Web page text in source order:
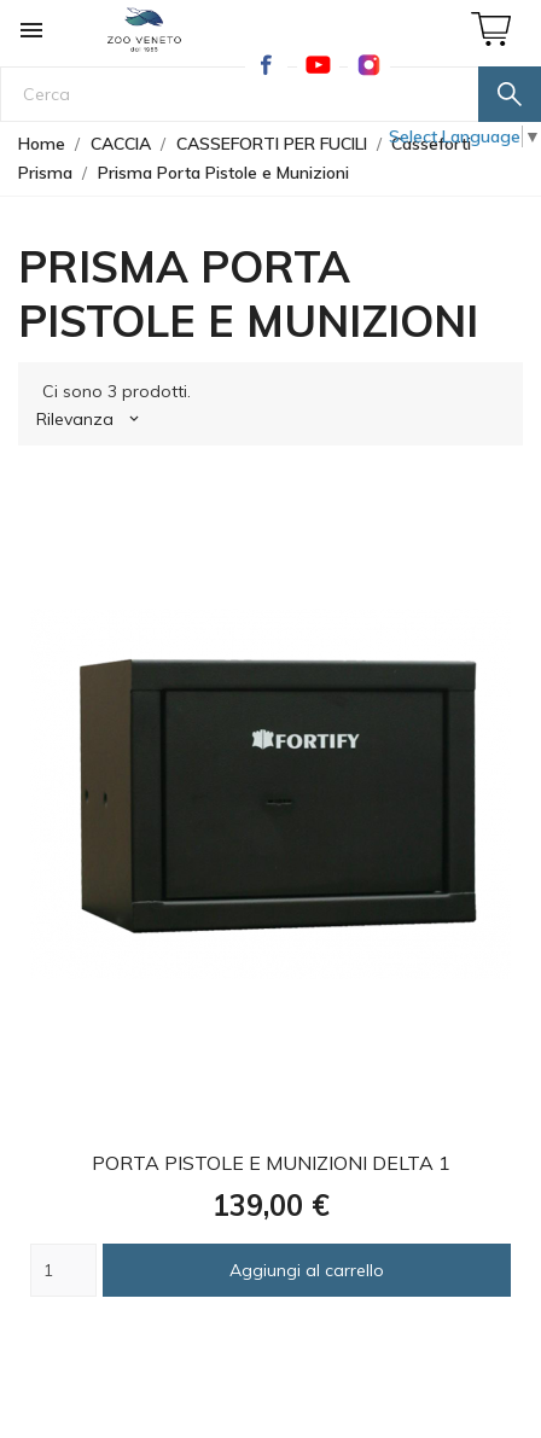
Select Language ▼

Home CACCIA CASSEFORTI PER FUCILI
Casseforti
Prisma
Prisma Porta Pistole e Munizioni
PRISMA PORTA
PISTOLE E MUNIZIONI
Ci sono 3 prodotti.
Rilevanza
keyboard_arrow_down
PORTA PISTOLE E MUNIZIONI DELTA 1
Prezzo
139,00 €
Aggiungi al carrello